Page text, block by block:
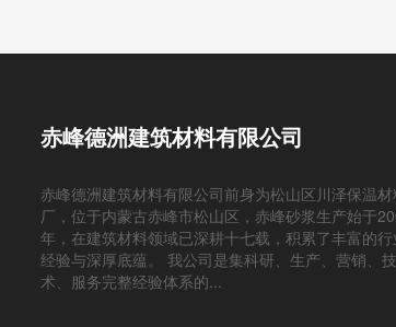
赤峰德洲建筑材料有限公司
赤峰德洲建筑材料有限公司前身为松山区川泽保温
厂，位于内蒙古赤峰市松山区，赤峰砂浆生产始于
年，在建筑材料领域已深耕十七载，积累了丰富的行
经验与深厚底蕴。 我公司是集科研、生产、营销、技
术、服务完整经验体系的...